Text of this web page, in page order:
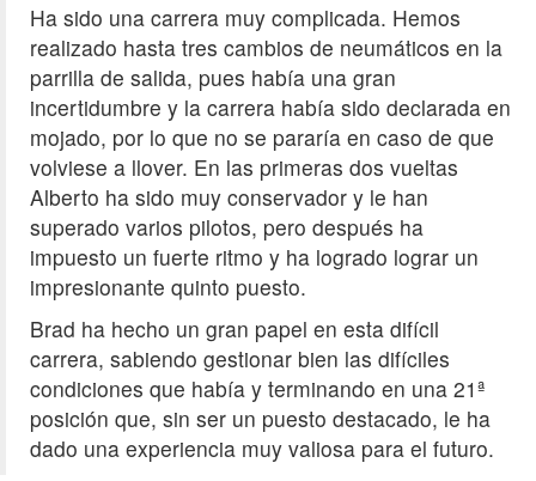
Ha sido una carrera muy complicada. Hemos
realizado hasta tres cambios de neumáticos en la
parrilla de salida, pues había una gran
incertidumbre y la carrera había sido declarada en
mojado, por lo que no se pararía en caso de que
volviese a llover. En las primeras dos vueltas
Alberto ha sido muy conservador y le han
superado varios pilotos, pero después ha
impuesto un fuerte ritmo y ha logrado lograr un
impresionante quinto puesto.
Brad ha hecho un gran papel en esta difícil
carrera, sabiendo gestionar bien las difíciles
condiciones que había y terminando en una 21ª
posición que, sin ser un puesto destacado, le ha
dado una experiencia muy valiosa para el futuro.